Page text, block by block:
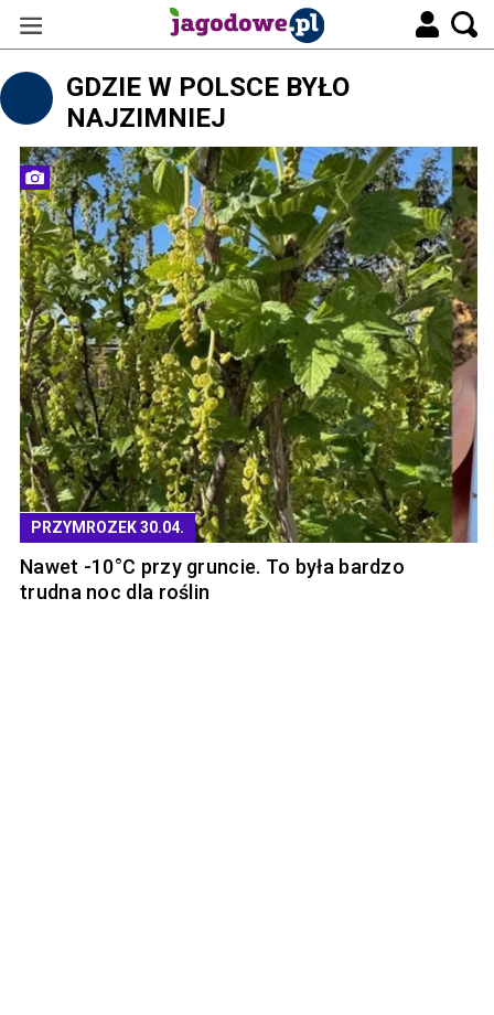
GDZIE W POLSCE BYŁO
NAJZIMNIEJ
PRZYMROZEK 30.04.
Nawet -10°C przy gruncie. To była bardzo
trudna noc dla roślin